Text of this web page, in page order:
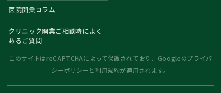
医院開業コラム
クリニック開業ご相談時によく
あるご質問
このサイトはreCAPTCHAによって保護されており、Googleのプライバ
シーポリシーと利用規約が適用されます。